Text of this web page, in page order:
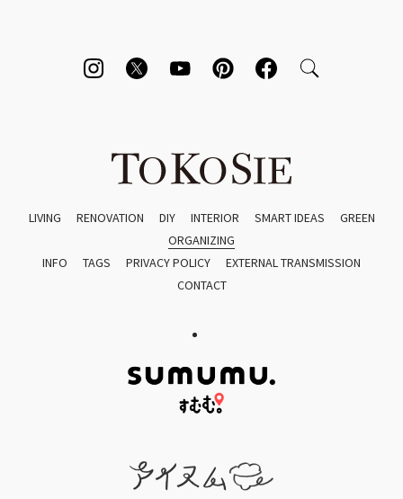
LIVING RENOVATION DIY INTERIOR SMART IDEAS
GREEN
ORGANIZING
INFO
TAGS PRIVACY POLICY
EXTERNAL TRANSMISSION
CONTACT